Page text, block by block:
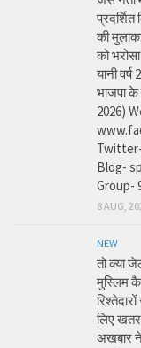
प्रदर्शित
की
को
यानी
भाजपा के
2026)
Blog-
Group-
8 AUG,
NEW
तो क्या
मुस्लिम
लिए
अखबार